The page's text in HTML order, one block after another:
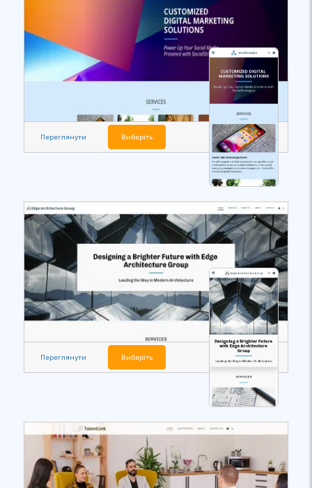
Переглянути Виберіть
Переглянути Виберіть